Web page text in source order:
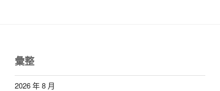
彙整
2026 年 8 月